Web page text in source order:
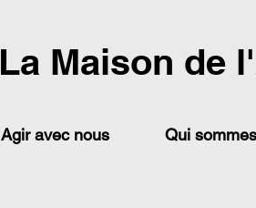
La Maison de
Agir avec nous Qui